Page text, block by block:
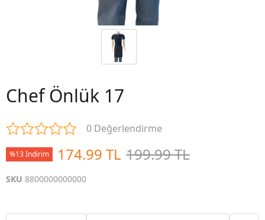
Chef Önlük 17
0 Değerlendirme
%13 İndirim 174.99 TL 199.99 TL
SKU 8800000000000